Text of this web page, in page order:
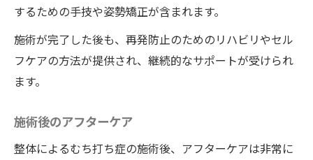
ために
治療後の生活習慣のアドバイス
継続的な健康管理の提案
するための手技や姿勢矯正が含まれます。
施術が完了した後も、再発防止のためのリハビリやセル
フケアの方法が提供され、継続的なサポートが受けられ
ます。
施術後のアフターケア
整体によるむち打ち症の施術後、アフターケアは非常に